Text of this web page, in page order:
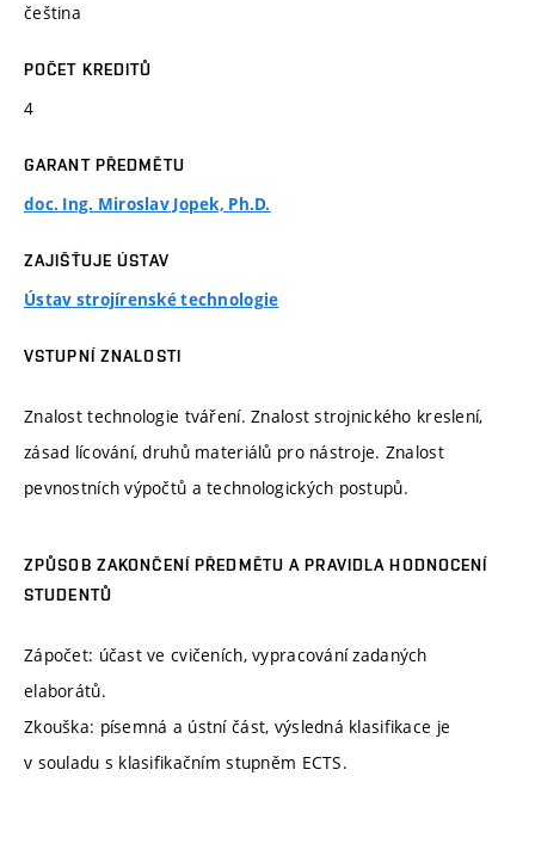
čeština
POČET KREDITŮ
4
GARANT PŘEDMĚTU
doc. Ing. Miroslav Jopek, Ph.D.
ZAJIŠŤUJE ÚSTAV
Ústav strojírenské technologie
VSTUPNÍ ZNALOSTI
Znalost technologie tváření. Znalost strojnického kreslení,
zásad lícování, druhů materiálů pro nástroje. Znalost
pevnostních výpočtů a technologických postupů.
ZPŮSOB ZAKONČENÍ PŘEDMĚTU A PRAVIDLA HODNOCENÍ
STUDENTŮ
Zápočet: účast ve cvičeních, vypracování zadaných
elaborátů.
Zkouška: písemná a ústní část, výsledná klasifikace je
v souladu s klasifikačním stupněm ECTS.